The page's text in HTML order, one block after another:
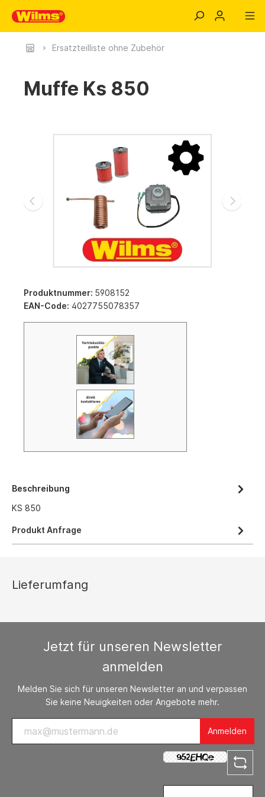
Ersatzteilliste ohne Zubehör
Muffe Ks 850
Produktnummer: 5908152
EAN-Code: 4027755078357
Beschreibung
KS 850
Produkt Anfrage
Lieferumfang
Jetzt für unseren Newsletter
anmelden
Melden Sie sich für unseren Newsletter an und verpassen
Sie keine Neuigkeiten oder Angebote mehr.
Anmelden